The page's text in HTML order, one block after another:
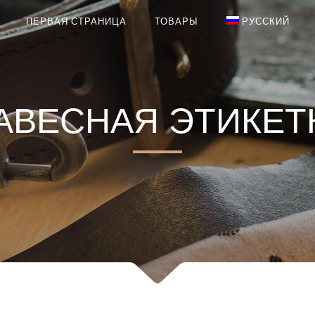
ПЕРВАЯ СТРАНИЦА ТОВАРЫ РУССКИЙ